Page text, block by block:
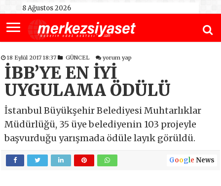
8 Ağustos 2026
18 Eylül 2017 18:37 GÜNCEL yorum yap
İBB’YE EN İYİ
UYGULAMA ÖDÜLÜ
İstanbul Büyükşehir Belediyesi Muhtarlıklar
Müdürlüğü, 35 üye belediyenin 103 projeyle
başvurduğu yarışmada ödüle layık görüldü.
Google News